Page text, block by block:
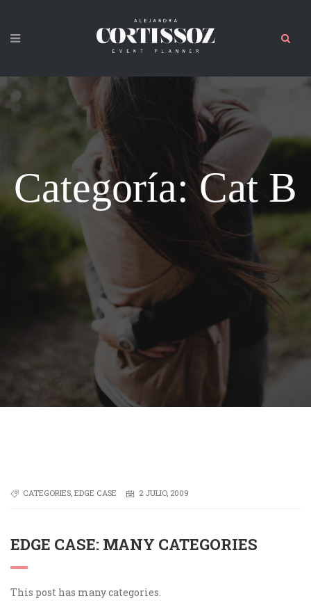
Categoría:Cat B
CATEGORIES, EDGE CASE 2 JULIO, 2009
EDGE CASE: MANY CATEGORIES
This post has many categories.